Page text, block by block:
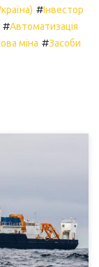
#Інвестор
#Автоматизація
міна #Засоби